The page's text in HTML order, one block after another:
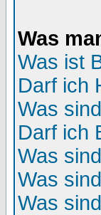
Was
Was ist
Darf ich
Was
Darf ich
Was
Was
Was